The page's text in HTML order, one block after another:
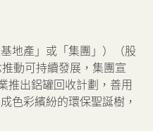
基地產」或「集團」）（股
動可持續發展，集團宣
推出鋁罐回收計劃，善用
色彩繽紛的環保聖誕樹，